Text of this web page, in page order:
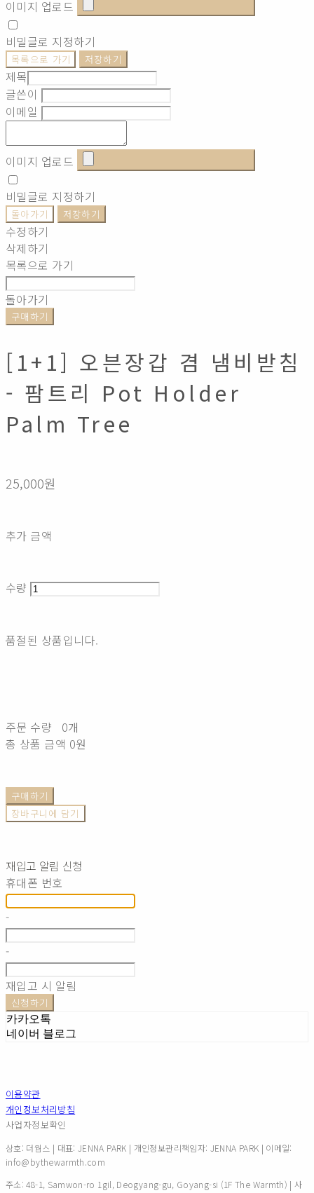
이미지 업로드
비밀글로 지정하기
목록으로 가기 저장하기
제목
글쓴이
이메일
이미지 업로드
비밀글로 지정하기
돌아가기 저장하기
수정하기
삭제하기
목록으로 가기
돌아가기
구매하기
[1+1] 오븐장갑 겸 냄비받침
- 팜트리 Pot Holder
Palm Tree
25,000원
추가 금액
수량
품절된 상품입니다.
주문 수량
0개
총 상품 금액 0원
구매하기
장바구니에 담기
재입고 알림 신청
휴대폰 번호
-
-
재입고 시 알림
신청하기
카카오톡
네이버 블로그
이용약관
개인정보처리방침
사업자정보확인
상호: 더웜스 | 대표: JENNA PARK | 개인정보관리책임자: JENNA PARK | 이메일:
info@bythewarmth.com
주소: 48-1, Samwon-ro 1gil, Deogyang-gu, Goyang-si (1F The Warmth) | 사